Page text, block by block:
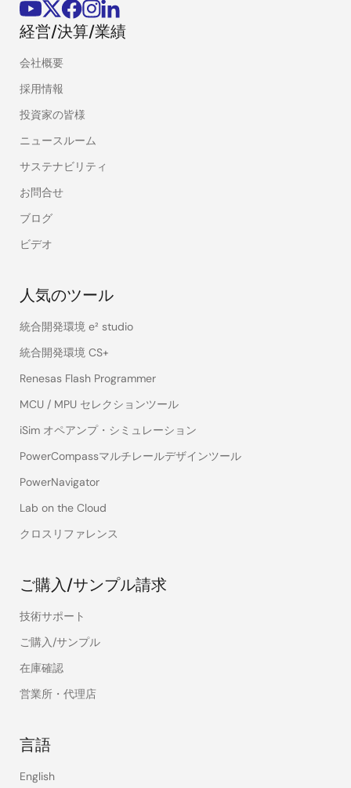
経営/決算/業績
会社概要
採用情報
投資家の皆様
ニュースルーム
サステナビリティ
お問合せ
ブログ
ビデオ
人気のツール
統合開発環境 e² studio
統合開発環境 CS+
Renesas Flash Programmer
MCU / MPU セレクションツール
iSim オペアンプ・シミュレーション
PowerCompassマルチレールデザインツール
PowerNavigator
Lab on the Cloud
クロスリファレンス
ご購入/サンプル請求
技術サポート
ご購入/サンプル
在庫確認
営業所・代理店
言語
English